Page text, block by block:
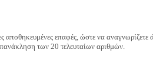
αποθηκευμένες επαφές, ώστε να
των 20 τελευταίων αριθμών.